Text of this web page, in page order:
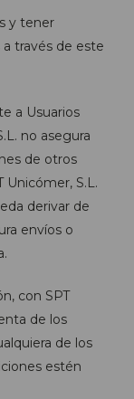
y tener
través de este
a Usuarios
no asegura
de otros
Unicómer, S.L.
derivar de
envíos o
con SPT
de los
de los
estén